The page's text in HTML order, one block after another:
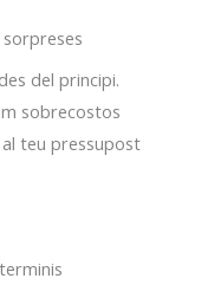
del principi.
sobrecostos
teu pressupost